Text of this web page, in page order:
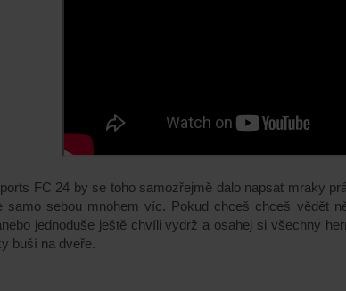
FC 24 by se toho samozřejmě dalo napsat mraky
samo sebou mnohem víc. Pokud chceš chceš vědět
jednoduše ještě chvíli vydrž a osahej si všechny
buší na dveře.